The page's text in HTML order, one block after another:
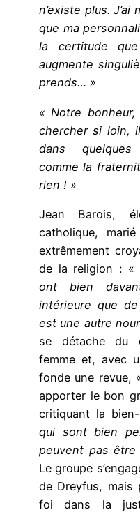
n’existe plus.
que ma
la certitude
augmente
prends… »
« Notre bonheur,
chercher si loin,
dans quelques
comme la
rien ! »
Jean Barois,
catholique,
extrêmement
de la religion : «
ont bien
intérieure que
est une autre
se détache du
femme et, avec
fonde une revue,
apporter le bon
critiquant la
qui sont bien
peuvent pas
Le groupe
de Dreyfus, mais
foi dans la